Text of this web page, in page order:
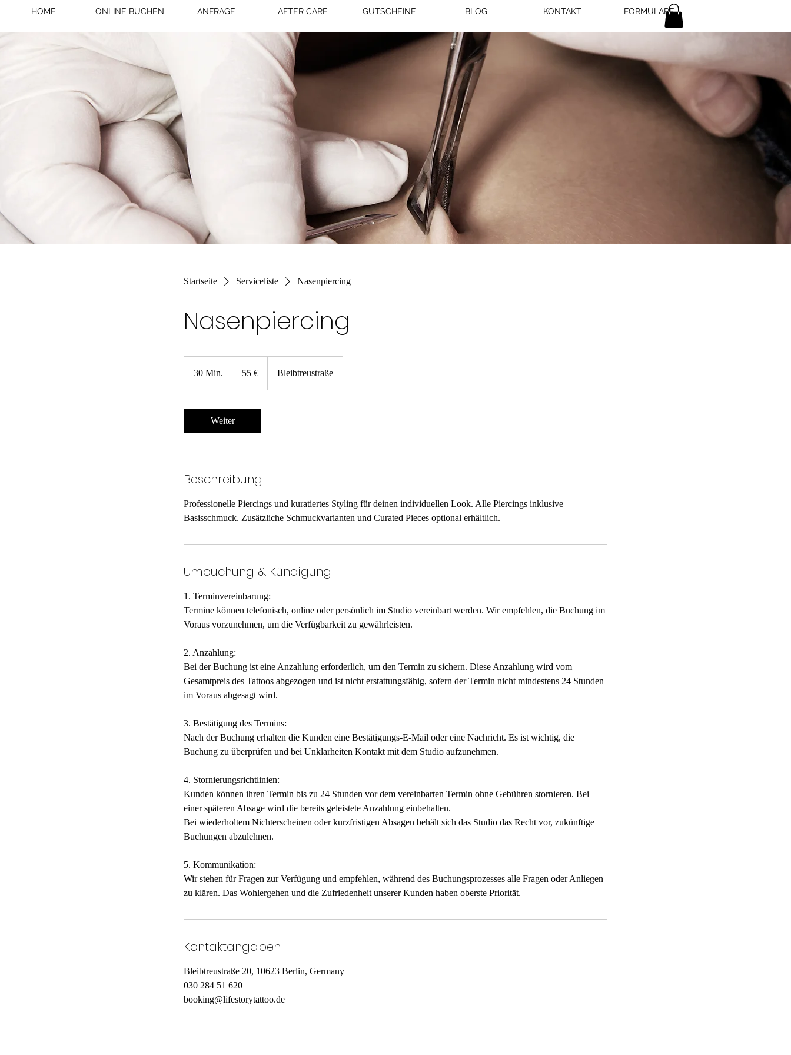
HOME ONLINE BUCHEN ANFRAGE AFTER CARE GUTSCHEINE BLOG KONTAKT FORMULARE
Startseite Serviceliste Nasenpiercing
Nasenpiercing
30 Min.
i
55 € Bleibtreustraße
Weiter
Beschreibung
Professionelle Piercings und kuratiertes Styling für deinen individuellen Look. Alle Piercings inklusive
Basisschmuck. Zusätzliche Schmuckvarianten und Curated Pieces optional erhältlich.
Umbuchung & Kündigung
1. Terminvereinbarung:
Termine können telefonisch, online oder persönlich im Studio vereinbart werden. Wir empfehlen, die Buchung im
Voraus vorzunehmen, um die Verfügbarkeit zu gewährleisten.
2. Anzahlung:
Bei der Buchung ist eine Anzahlung erforderlich, um den Termin zu sichern. Diese Anzahlung wird vom
Gesamtpreis des Tattoos abgezogen und ist nicht erstattungsfähig, sofern der Termin nicht mindestens 24 Stunden
im Voraus abgesagt wird.
3. Bestätigung des Termins:
Nach der Buchung erhalten die Kunden eine Bestätigungs-E-Mail oder eine Nachricht. Es ist wichtig, die
Buchung zu überprüfen und bei Unklarheiten Kontakt mit dem Studio aufzunehmen.
4. Stornierungsrichtlinien:
Kunden können ihren Termin bis zu 24 Stunden vor dem vereinbarten Termin ohne Gebühren stornieren. Bei
einer späteren Absage wird die bereits geleistete Anzahlung einbehalten.
Bei wiederholtem Nichterscheinen oder kurzfristigen Absagen behält sich das Studio das Recht vor, zukünftige
Buchungen abzulehnen.
5. Kommunikation:
Wir stehen für Fragen zur Verfügung und empfehlen, während des Buchungsprozesses alle Fragen oder Anliegen
Kontaktangaben
Bleibtreustraße 20, 10623 Berlin, Germany
030 284 51 620
booking@lifestorytattoo.de